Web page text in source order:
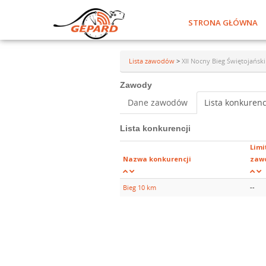
STRONA GŁÓWNA
Lista zawodów > XII Nocny Bieg Świętojański
Zawody
Dane zawodów Lista
Lista konkurencji
Nazwa konkurencji
Bieg 10 km --